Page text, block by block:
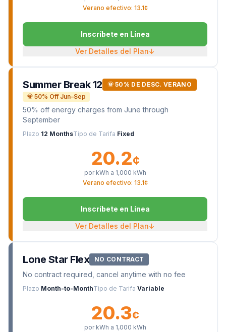
Verano efectivo: 13.1¢
Inscríbete en Línea
Ver Detalles del Plan↓
Summer Break 12
🌞 50% DE DESC. VERANO
🌞 50% Off Jun–Sep
50% off energy charges from June through
September
Plazo 12 MonthsTipo de Tarifa Fixed
20.2¢
por kWh a 1,000 kWh
Verano efectivo: 13.1¢
Inscríbete en Línea
Ver Detalles del Plan↓
Lone Star Flex NO CONTRACT
No contract required, cancel anytime with no fee
Plazo Month-to-MonthTipo de Tarifa Variable
20.3¢
por kWh a 1,000 kWh